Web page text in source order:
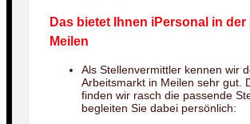
Das bietet Ihnen iPersonal in der
Meilen
Als Stellenvermittler kennen wir
Arbeitsmarkt in Meilen sehr gut.
finden wir rasch die passende
begleiten Sie dabei persönlich: